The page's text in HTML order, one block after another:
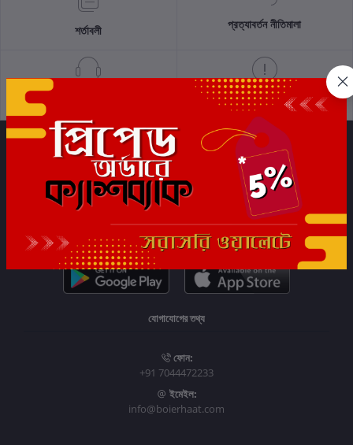
শর্তাবলী প্রত্যাবর্তন নীতিমালা
গোপনীয়তা নীতি
সাবস্ক্রাইব
যোগাযোগের তথ্য
ফোন:
+91 7044472233
ইমেইল:
info@boierhaat.com